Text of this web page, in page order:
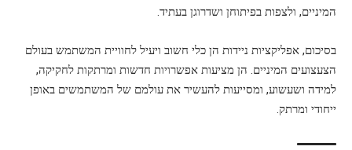
המיניים, ולצפות בפיתוחן ושדרוגן בעתיד.
בסיכום, אפליקציות ניידות הן כלי חשוב ויעיל לחוויית המשתמש בעולם
הצעצועים המיניים. הן מציעות אפשרויות חדשות ומרתקות לחקיקה,
למידה ושעשוע, ומסייעות להעשיר את עולמם של המשתמשים באופן
ייחודי ומרתק.